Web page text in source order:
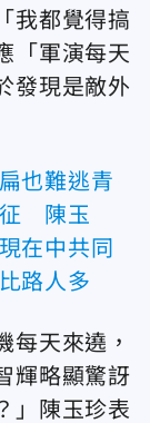
我都覺得搞
「軍演每天
發現是敵外
也難逃青
陳玉
在中共同
路人多
每天來遶，
輝略顯驚訝
」陳玉珍表